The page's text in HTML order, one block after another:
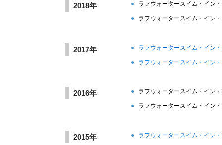
2018年 ● ラフウォータースイム・イン
● ラフウォータースイム・イン
2017年 ● ラフウォータースイム・イン
● ラフウォータースイム・イン
2016年 ● ラフウォータースイム・イン
● ラフウォータースイム・イン
2015年 ● ラフウォータースイム・イン